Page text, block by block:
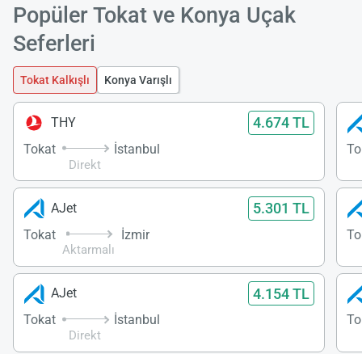
Popüler Tokat ve Konya Uçak
Seferleri
Tokat Kalkışlı Konya Varışlı
THY 4.674 TL
Tokat
Direkt
İstanbul
AJet 5.301 TL
Tokat
Aktarmalı
İzmir
AJet 4.154 TL
Tokat
Direkt
İstanbul